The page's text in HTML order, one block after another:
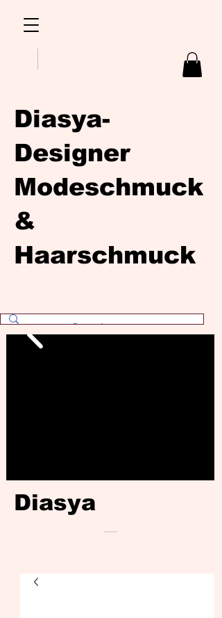
Diasya-
Designer
Modeschmuck
&
Haarschmuck
Diasya